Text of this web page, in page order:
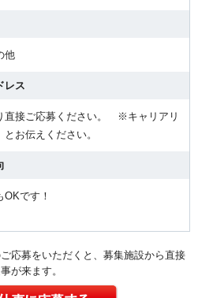
他
レス
直接ご応募ください。 ※キャリアリ
お伝えください。
です！
応募をいただくと、募集施設から直接
が来ます。